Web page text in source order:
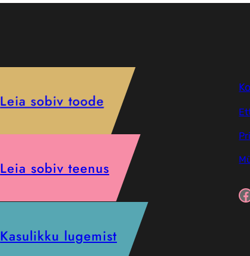
Leia sobiv toode
Leia sobiv teenus
Kasulikku lugemist
Facebook